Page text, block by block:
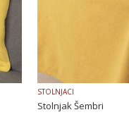
STOLNJACI
Stolnjak Šembri